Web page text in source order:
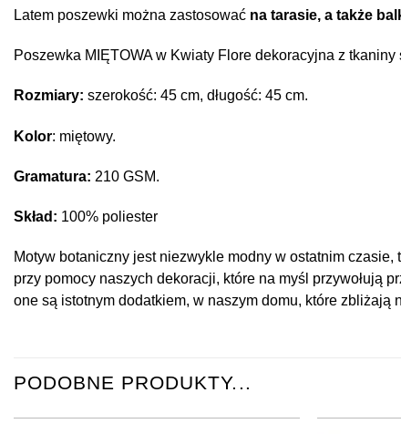
Latem poszewki można zastosować na tarasie, a także
Poszewka MIĘTOWA w Kwiaty Flore dekoracyjna z
Rozmiary: szerokość: 45 cm, długość: 45 cm.
Kolor: miętowy.
Gramatura: 210 GSM.
Skład: 100% poliester
Motyw botaniczny jest niezwykle modny w ostatnim
przy pomocy naszych dekoracji, które na myśl przywołują
one są istotnym dodatkiem, w naszym domu, które zbliżają
PODOBNE PRODUKTY...